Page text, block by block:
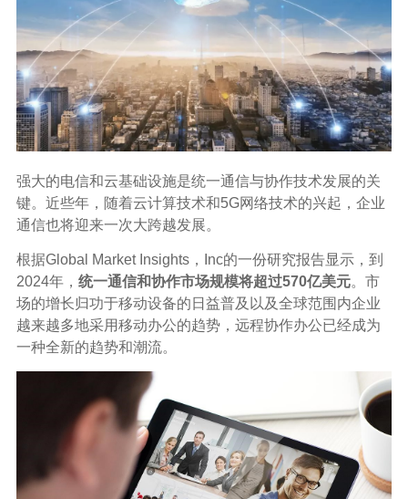
强大的电信和云基础设施是统一通信与协作技术发展的关
键。近些年，随着云计算技术和5G网络技术的兴起，企业
通信也将迎来一次大跨越发展。
根据Global Market Insights，Inc的一份研究报告显示，到
2024年， 统一通信和协作市场规模将超过570亿美元。市
场的增长归功于移动设备的日益普及以及全球范围内企业
越来越多地采用移动办公的趋势，远程协作办公已经成为
一种全新的趋势和潮流。